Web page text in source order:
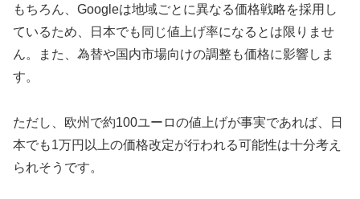
もちろん、Googleは地域ごとに異なる価格戦略を採用し
ているため、日本でも同じ値上げ率になるとは限りませ
ん。また、為替や国内市場向けの調整も価格に影響しま
す。
ただし、欧州で約100ユーロの値上げが事実であれば、日
本でも1万円以上の価格改定が行われる可能性は十分考え
られそうです。